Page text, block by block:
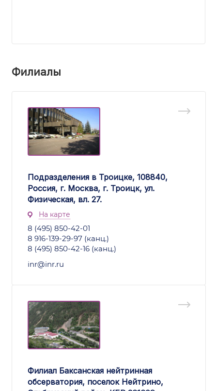
Филиалы
Подразделения в Троицке, 108840,
Россия, г. Москва, г. Троицк, ул.
Физическая, вл. 27.
На карте
8 (495) 850-42-01
8 916-139-29-97 (канц.)
8 (495) 850-42-16 (канц.)
inr@inr.ru
Филиал Баксанская нейтринная
обсерватория, поселок Нейтрино,